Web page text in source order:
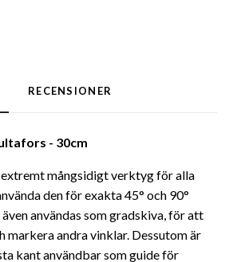
RECENSIONER
- 30cm
mångsidigt verktyg för alla
den för exakta 45° och 90°
användas som gradskiva, för att
markera andra vinklar. Dessutom är
kant användbar som guide för